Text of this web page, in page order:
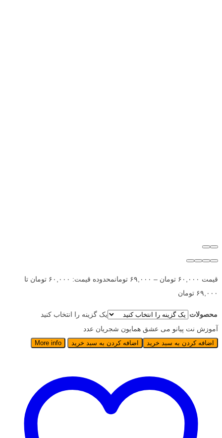
قیمت ۶۰,۰۰۰ تومان – ۶۹,۰۰۰ تومان
محدوده قیمت: ۶۰,۰۰۰ تومان تا
۶۹,۰۰۰ تومان
محصولات
یک گزینه را انتخاب کنید
آموزش نت پیانو می عشق همایون شجریان عدد
اضافه کردن به سبد خرید اضافه کردن به سبد خرید More info